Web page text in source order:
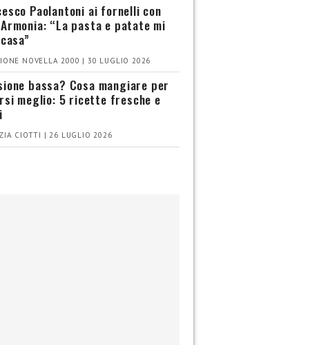
Paolantoni ai fornelli con
“La pasta e patate mi
NOVELLA 2000 | 30 LUGLIO 2026
bassa? Cosa mangiare per
meglio: 5 ricette fresche e
CIOTTI | 26 LUGLIO 2026